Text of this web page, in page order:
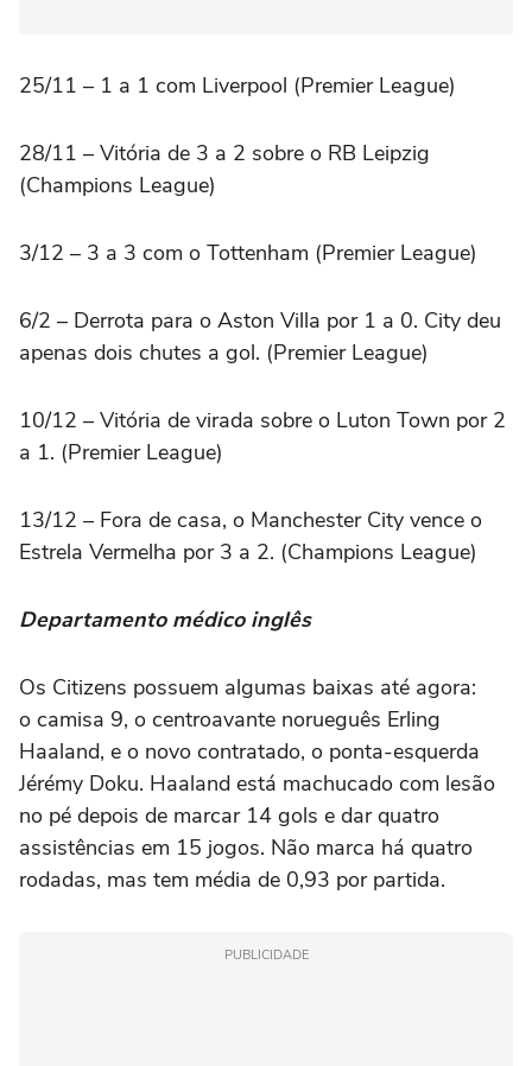
25/11 – 1 a 1 com Liverpool (Premier League)
28/11 – Vitória de 3 a 2 sobre o RB Leipzig
(Champions League)
3/12 – 3 a 3 com o Tottenham (Premier League)
6/2 – Derrota para o Aston Villa por 1 a 0. City deu
apenas dois chutes a gol. (Premier League)
10/12 – Vitória de virada sobre o Luton Town por 2
a 1. (Premier League)
13/12 – Fora de casa, o Manchester City vence o
Estrela Vermelha por 3 a 2. (Champions League)
Departamento médico inglês
Os Citizens possuem algumas baixas até agora:
o camisa 9, o centroavante norueguês Erling
Haaland, e o novo contratado, o ponta-esquerda
Jérémy Doku. Haaland está machucado com lesão
no pé depois de marcar 14 gols e dar quatro
assistências em 15 jogos. Não marca há quatro
rodadas, mas tem média de 0,93 por partida.
PUBLICIDADE